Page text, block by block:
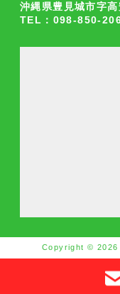
沖縄県豊見城市字
TEL：098-850-
Copyright © 2026